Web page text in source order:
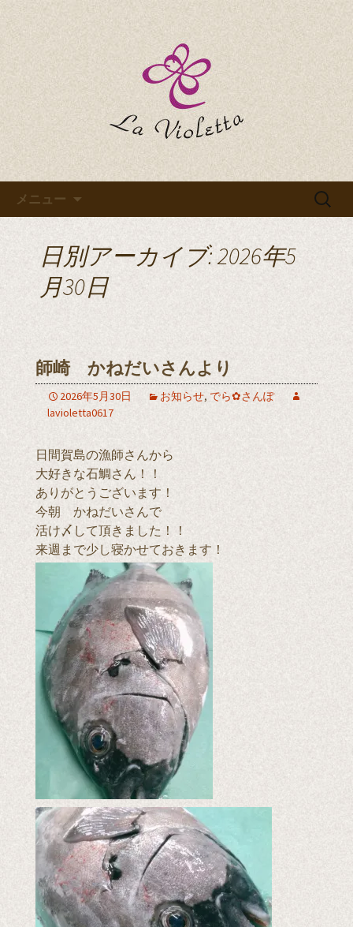
La Violettaのブログ
La Violettaのブログです
メニュー
検
日別アーカイブ: 2026年5
月30日
師崎 かねだいさんより
2026年5月30日 お知らせ, でら✿さんぽ
lavioletta0617
日間賀島の漁師さんから
大好きな石鯛さん！！
ありがとうございます！
今朝 かねだいさんで
活け〆して頂きました！！
来週まで少し寝かせておきます！